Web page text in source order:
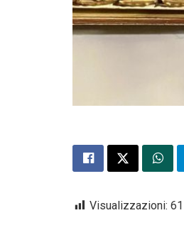
Visualizzazioni: 61